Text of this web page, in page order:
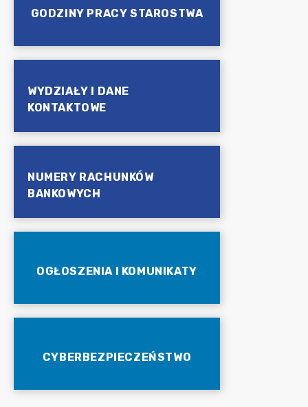
GODZINY PRACY STAROSTWA
WYDZIAŁY I DANE
KONTAKTOWE
NUMERY RACHUNKÓW
BANKOWYCH
OGŁOSZENIA I KOMUNIKATY
CYBERBEZPIECZEŃSTWO